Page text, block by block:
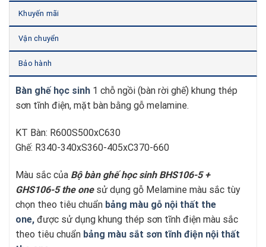
Khuyến mãi
Vận chuyển
Bảo hành
Bàn ghế học sinh 1 chỗ ngồi (bàn rời ghế) khung thép
sơn tĩnh điện, mặt bàn bằng gỗ melamine.
KT Bàn: R600S500xC630
Ghế: R340-340xS360-405xC370-660
Màu sắc của Bộ bàn ghế học sinh BHS106-5 +
GHS106-5the one sử dụng gỗ Melamine màu sắc tùy
chọn theo tiêu chuẩn bảng màu gỗ nội thất the
one, được sử dụng khung thép sơn tĩnh điện màu sắc
theo tiêu chuẩn bảng màu sắt sơn tĩnh điện nội thất